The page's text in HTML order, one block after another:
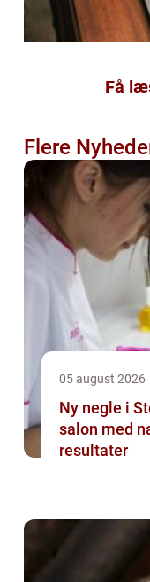
Få
Flere
05 august 2026
Ny negle i
salon med
resultater